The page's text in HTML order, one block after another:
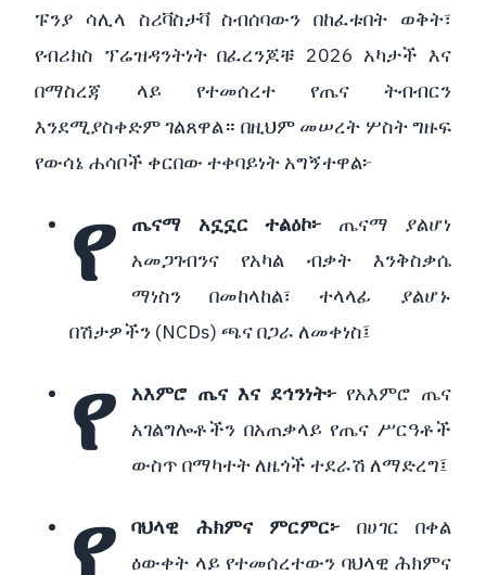
ፑንያ ሳሊላ ስሪቫስታቫ ስብሰባውን በከፈቱበት ወቅት፣
የብሪክስ ፕሬዝዳንትነት በፈረንጆቹ 2026 አካታች እና
በማስረጃ ላይ የተመሰረተ የጤና ትብብርን
እንደሚያስቀድም ገልጸዋል። በዚህም መሠረት ሦስት ግዙፍ
የውሳኔ ሐሳቦች ቀርበው ተቀባይነት አግኝተዋል፦
የ ጤናማ አኗኗር ተልዕኮ፦ ጤናማ ያልሆነ
አመጋገብንና የአካል ብቃት እንቅስቃሴ
ማነስን በመከላከል፣ ተላላፊ ያልሆኑ
በሽታዎችን (NCDs) ጫና በጋራ ለመቀነስ፤
የ አእምሮ ጤና እና ደኅንነት፦ የአእምሮ ጤና
አገልግሎቶችን በአጠቃላይ የጤና ሥርዓቶች
ውስጥ በማካተት ለዜጎች ተደራሽ ለማድረግ፤
ባህላዊ ሕክምና ምርምር፦ በሀገር በቀል
ዕውቀት ላይ የተመሰረተውን ባህላዊ ሕክምና